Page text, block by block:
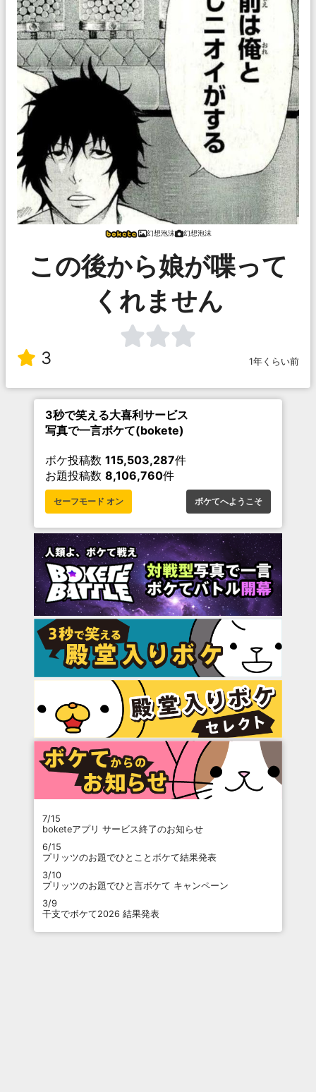
幻想泡沫 幻想泡沫
この後から娘が喋って
くれません
3 1年くらい前
3秒で笑える大喜利サービス
写真で一言ボケて(bokete)
ボケ投稿数 115,503,287件
お題投稿数 8,106,760件
セーフモード オン ボケてへようこそ
7/15
boketeアプリ サービス終了のお知らせ
6/15
プリッツのお題でひとことボケて結果発表
3/10
プリッツのお題でひと言ボケて キャンペーン
3/9
干支でボケて2026 結果発表